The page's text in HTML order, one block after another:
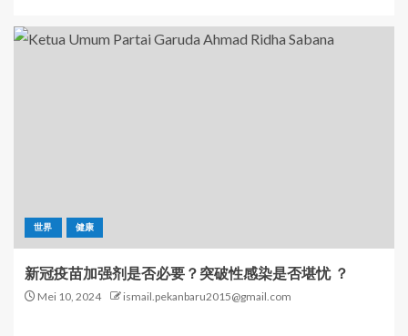
世界 健康
新冠疫苗加强剂是否必要？突破性感染是否堪忧 ？
Mei 10, 2024 ismail.pekanbaru2015@gmail.com